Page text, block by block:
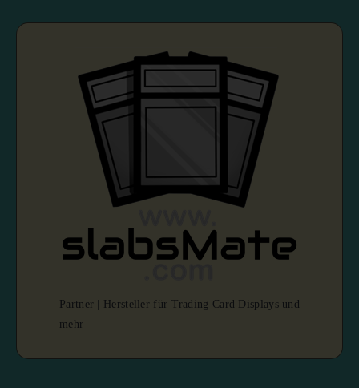
Partner | Hersteller für Trading Card Displays und
mehr